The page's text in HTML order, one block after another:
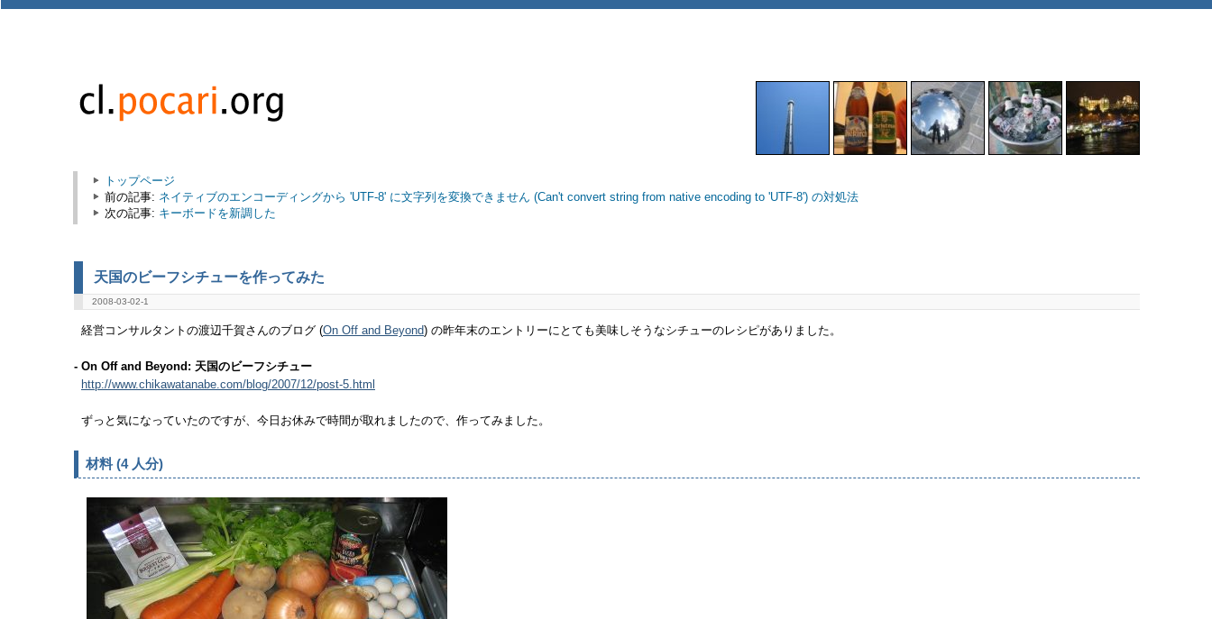
トップページ
前の記事: ネイティブのエンコーディングから 'UTF-8' に文字列を変換できません (Can't convert string from native encoding to 'UTF-8') の対処法
次の記事: キーボードを新調した
天国のビーフシチューを作ってみた
2008-03-02-1
経営コンサルタントの渡辺千賀さんのブログ (On Off and Beyond) の昨年末のエントリーにとても美味しそうなシチューのレシピがありました。
- On Off and Beyond: 天国のビーフシチュー
http://www.chikawatanabe.com/blog/2007/12/post-5.html
ずっと気になっていたのですが、今日お休みで時間が取れましたので、作ってみました。
材料 (4 人分)